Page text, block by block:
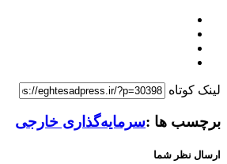
لینک کوتاه
برچسب ها :سرمایه‌گذاری خارجی
ارسال نظر شما